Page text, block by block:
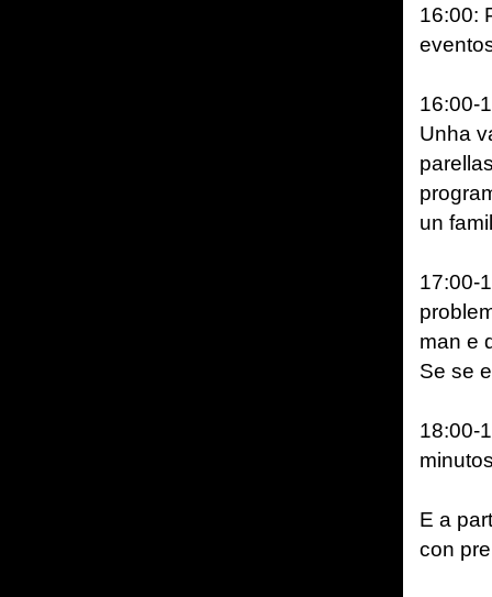
16:00:
16:00-
Unha
un
17:00-
man e
Se se
18:00-
E a
con